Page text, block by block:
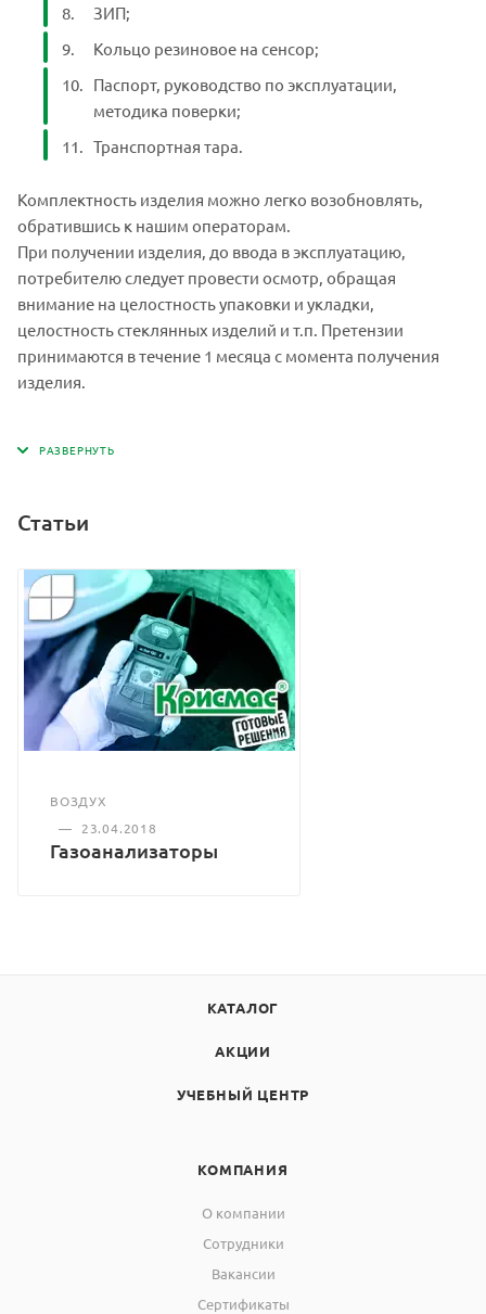
Потребляемая
мощность, В·A, не более
Напряжение питания:
Аккумулятор,
Масса анализатора, кг, не
ЗИП;
Кольцо резиновое на сенсор;
Паспорт, руководство по эксплуатации,
методика поверки;
Транспортная тара.
Комплектность изделия можно легко возобновлять,
обратившись к нашим операторам.
При получении изделия, до ввода в эксплуатацию,
потребителю следует провести осмотр, обращая
внимание на целостность упаковки и укладки,
целостность стеклянных изделий и т.п. Претензии
принимаются в течение 1 месяца с момента получения
изделия.
Статьи
ВОЗДУХ
—
23.04.2018
Газоанализаторы
КАТАЛОГ
АКЦИИ
УЧЕБНЫЙ ЦЕНТР
КОМПАНИЯ
О компании
Сотрудники
Вакансии
Сертификаты